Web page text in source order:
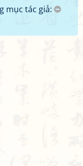
mục tác giả: